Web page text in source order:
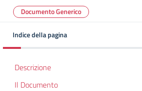
Documento Generico
Indice della pagina
Descrizione
Il Documento